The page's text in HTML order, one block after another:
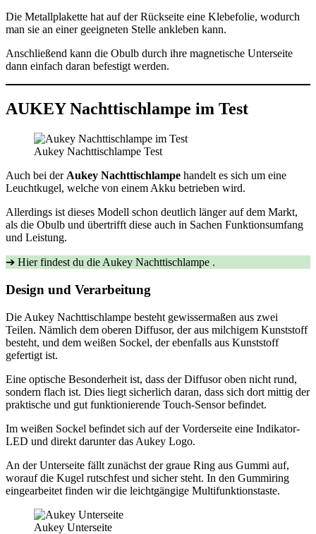
Die Metallplakette hat auf der Rückseite eine Klebefolie, wodurch
man sie an einer geeigneten Stelle ankleben kann.
Anschließend kann die Obulb durch ihre magnetische Unterseite
dann einfach daran befestigt werden.
AUKEY Nachttischlampe im Test
Aukey Nachttischlampe Test
Auch bei der Aukey Nachttischlampe handelt es sich um eine
Leuchtkugel, welche von einem Akku betrieben wird.
Allerdings ist dieses Modell schon deutlich länger auf dem Markt,
als die Obulb und übertrifft diese auch in Sachen Funktionsumfang
und Leistung.
➔ Hier findest du die Aukey Nachttischlampe .
Design und Verarbeitung
Die Aukey Nachttischlampe besteht gewissermaßen aus zwei
Teilen. Nämlich dem oberen Diffusor, der aus milchigem Kunststoff
besteht, und dem weißen Sockel, der ebenfalls aus Kunststoff
gefertigt ist.
Eine optische Besonderheit ist, dass der Diffusor oben nicht rund,
sondern flach ist. Dies liegt sicherlich daran, dass sich dort mittig der
praktische und gut funktionierende Touch-Sensor befindet.
Im weißen Sockel befindet sich auf der Vorderseite eine Indikator-
LED und direkt darunter das Aukey Logo.
An der Unterseite fällt zunächst der graue Ring aus Gummi auf,
worauf die Kugel rutschfest und sicher steht. In den Gummiring
eingearbeitet finden wir die leichtgängige Multifunktionstaste.
Aukey Unterseite